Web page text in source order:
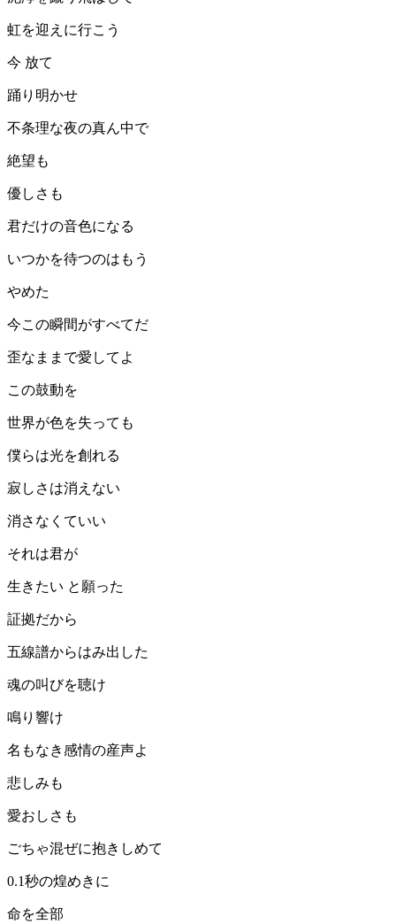
虹を迎えに行こう
今 放て
踊り明かせ
不条理な夜の真ん中で
絶望も
優しさも
君だけの音色になる
いつかを待つのはもう
やめた
今この瞬間がすべてだ
歪なままで愛してよ
この鼓動を
世界が色を失っても
僕らは光を創れる
寂しさは消えない
消さなくていい
それは君が
生きたい と願った
証拠だから
五線譜からはみ出した
魂の叫びを聴け
鳴り響け
名もなき感情の産声よ
悲しみも
愛おしさも
ごちゃ混ぜに抱きしめて
0.1秒の煌めきに
命を全部